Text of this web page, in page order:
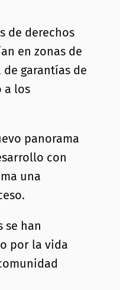
de derechos
en zonas de
garantías de
a los
panorama
con
una
se han
por la vida